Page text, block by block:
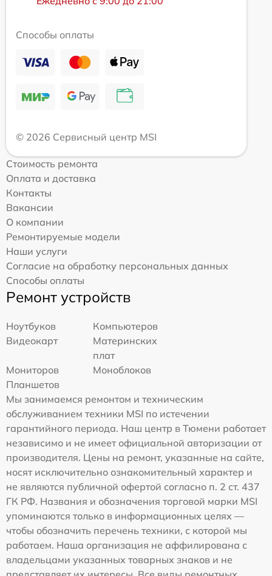
Способы оплаты
© 2026 Сервисный центр MSI
Стоимость ремонта
Оплата и доставка
Контакты
Вакансии
О компании
Ремонтируемые модели
Наши услуги
Согласие на обработку персональных данных
Способы оплаты
Ремонт устройств
Ноутбуков
Компьютеров
Видеокарт
Материнских
плат
Мониторов
Моноблоков
Планшетов
Мы занимаемся ремонтом и техническим
обслуживанием техники MSI по истечении
гарантийного периода. Наш центр в Тюмени работает
независимо и не имеет официальной авторизации от
производителя. Цены на ремонт, указанные на сайте,
носят исключительно ознакомительный характер и
не являются публичной офертой согласно п. 2 ст. 437
ГК РФ. Названия и обозначения торговой марки MSI
упоминаются только в информационных целях —
чтобы обозначить перечень техники, с которой мы
работаем. Наша организация не аффилирована с
владельцами указанных товарных знаков и не